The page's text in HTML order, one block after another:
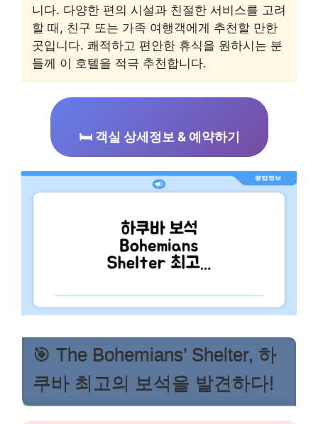
니다. 다양한 편의 시설과 친절한 서비스를 고려
할 때, 친구 또는 가족 여행객에게 추천할 만한
곳입니다. 쾌적하고 편안한 휴식을 원하시는 분
들께 이 호텔을 적극 추천합니다.
🛏️ 객실 상세정보 & 예약하기
🎯 The Bohemians’ Shelter, 하
쿠바 최고의 보석을 발견하다!